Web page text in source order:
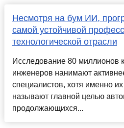
Несмотря на бум ИИ,
самой устойчивой
технологической отрасли
Исследование 80 миллионов
инженеров нанимают
специалистов, хотя именно
называют главной целью
продолжающихся...